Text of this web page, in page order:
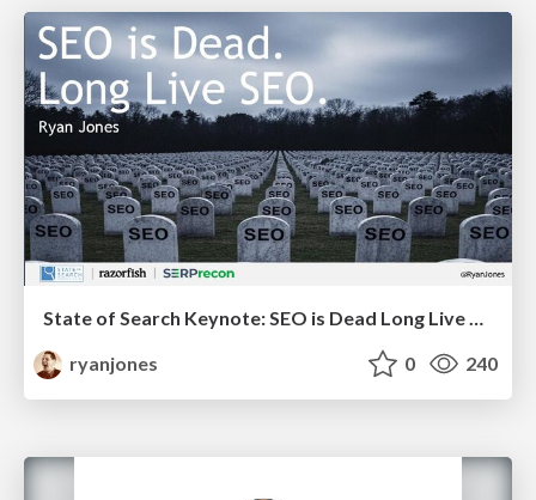
State of Search Keynote: SEO is Dead Long Live SEO
ryanjones
0 240